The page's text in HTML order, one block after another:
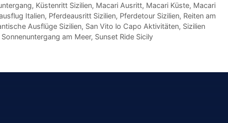
, Küstenritt Sizilien, Macari Ausritt, Macari Küste, Macari
Italien, Pferdeausritt Sizilien, Pferdetour Sizilien, Reiten am
Ausflüge Sizilien, San Vito lo Capo Aktivitäten, Sizilien
Sonnenuntergang am Meer, Sunset Ride Sicily